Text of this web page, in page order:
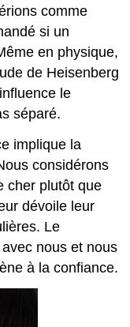
comme
si un
en physique,
de Heisenberg
le
séparé.
implique la
considérons
cher plutôt que
dévoile leur
Le
nous et nous
à la confiance.